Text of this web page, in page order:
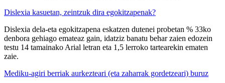
Dislexia kasuetan, zeintzuk dira egokitzapenak?
Dislexia dela-eta egokitzapena eskatzen dutenei probetan % 33ko
denbora gehiago emateaz gain, idatziz banatu behar zaien edozein
testu 14 tamainako Arial letran eta 1,5 lerroko tartearekin ematen
zaie.
Mediku-agiri berriak aurkezteari (eta zaharrak gordetzeari) buruz